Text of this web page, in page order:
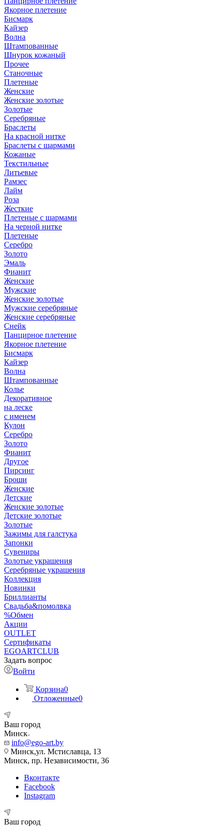
Якорное плетение
Бисмарк
Кайзер
Волна
Штампованные
Шнурок кожаный
Прочее
Станочные
Плетеные
Женские
Женские золотые
Золотые
Серебряные
Браслеты
На красной нитке
Браслеты с шармами
Кожаные
Текстильные
Литьевые
Рамзес
Лайм
Роза
Жесткие
Плетеные с шармами
На черной нитке
Плетеные
Серебро
Золото
Эмаль
Фианит
Женские
Мужские
Женские золотые
Мужские серебряные
Женские серебряные
Снейк
Панцирное плетение
Якорное плетение
Бисмарк
Кайзер
Волна
Штампованные
Колье
Декоративное
на леске
с именем
Кулон
Серебро
Золото
Фианит
Другое
Пирсинг
Броши
Женские
Детские
Женские золотые
Детские золотые
Золотые
Зажимы для галстука
Запонки
Сувениры
Золотые украшения
Серебряные украшения
Коллекция
Новинки
Бриллианты
Свадьба&помолвка
%Обмен
Акции
OUTLET
Сертификаты
EGOARTCLUB
Задать вопрос
Войти
Корзина0
Отложенные0
Ваш город
Минск
info@ego-art.by
Минск,ул. Мстиславца, 13
Минск, пр. Независимости, 36
Вконтакте
Facebook
Instagram
Ваш город